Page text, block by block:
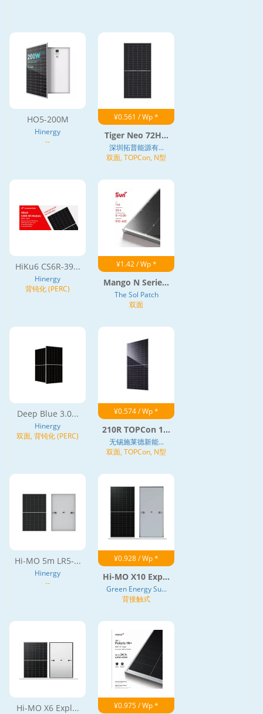
HO5-200M
Hinergy
--
¥0.561 / Wp *
Tiger Neo 72H...
深圳拓普能源有...
双面, TOPCon, N型
HiKu6 CS6R-39...
Hinergy
背钝化 (PERC)
¥1.42 / Wp *
Mango N Serie...
The Sol Patch
双面
Deep Blue 3.0...
Hinergy
双面, 背钝化 (PERC)
¥0.574 / Wp *
210R TOPCon 1...
无锡施莱德新能...
双面, TOPCon, N型
Hi-MO 5m LR5-...
Hinergy
--
¥0.928 / Wp *
Hi-MO X10 Exp...
Green Energy Su...
背接触式
Hi-MO X6 Expl... ¥0.975 / Wp *